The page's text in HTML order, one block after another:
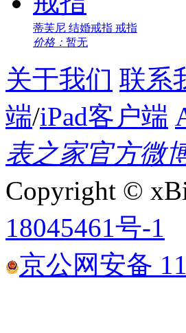
蒂芙尼 结婚戒指 戒指
价格： 暂无
关于我们 联系
端/iPad客户端
表之家官方微
Copyright ©
18045461号-1
京公网安备